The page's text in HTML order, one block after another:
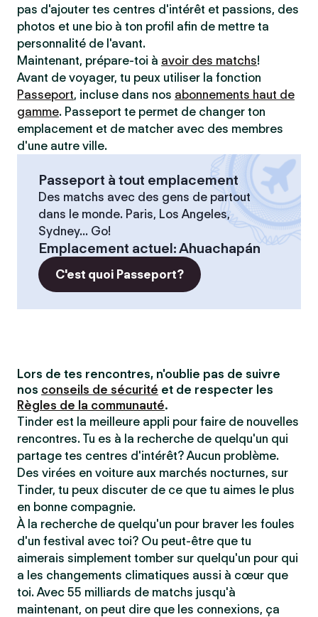
pas d'ajouter tes centres d'intérêt et passions, des
photos et une bio à ton profil afin de mettre ta
personnalité de l'avant.
Maintenant, prépare-toi à avoir des matchs!
Avant de voyager, tu peux utiliser la fonction
Passeport, incluse dans nos abonnements haut de
gamme. Passeport te permet de changer ton
emplacement et de matcher avec des membres
d'une autre ville.
Passeport à tout emplacement
Des matchs avec des gens de partout
dans le monde. Paris, Los Angeles,
Sydney... Go!
Emplacement actuel:Ahuachapán
C'est quoi Passeport?
Lors de tes rencontres, n'oublie pas de suivre
nos conseils de sécurité et de respecter les
Règles de la communauté.
Tinder est la meilleure appli pour faire de nouvelles
rencontres. Tu es à la recherche de quelqu'un qui
partage tes centres d'intérêt? Aucun problème.
Des virées en voiture aux marchés nocturnes, sur
Tinder, tu peux discuter de ce que tu aimes le plus
en bonne compagnie.
À la recherche de quelqu'un pour braver les foules
d'un festival avec toi? Ou peut-être que tu
aimerais simplement tomber sur quelqu'un pour qui
a les changements climatiques aussi à cœur que
toi. Avec 55 milliards de matchs jusqu'à
maintenant, on peut dire que les connexions, ça